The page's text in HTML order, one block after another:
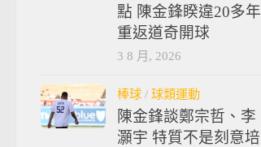
點 陳金鋒睽違20多年
重返道奇開球
3 8 月, 2026
棒球 / 球類運動
陳金鋒談鄭宗哲、李
灝宇 特質不是刻意培